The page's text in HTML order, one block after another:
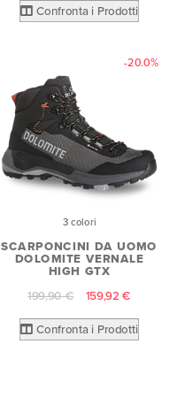
Confronta i Prodotti
-20.0%
3 colori
SCARPONCINI DA UOMO
DOLOMITE VERNALE
HIGH GTX
199,90 €
159,92 €
Confronta i Prodotti